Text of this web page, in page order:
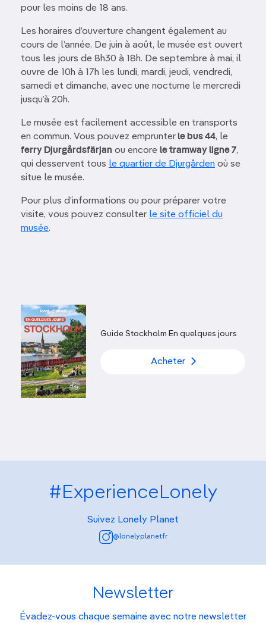
pour les moins de 18 ans.
Les horaires d’ouverture changent également au
cours de l’année. De juin à août, le musée est ouvert
tous les jours de 8h30 à 18h. De septembre à mai, il
ouvre de 10h à 17h les lundi, mardi, jeudi, vendredi,
samedi et dimanche, avec une nocturne le mercredi
jusqu’à 20h.
Le musée est facilement accessible en transports
en commun. Vous pouvez emprunterle bus 44, le
ferry Djurgårdsfärjan ou encore le tramway ligne 7,
qui desservent tous le quartier de Djurgården où se
situe le musée.
Pour plus d’informations ou pour préparer votre
visite, vous pouvez consulter le site officiel du
musée.
Guide Stockholm En quelques jours
Acheter
#ExperienceLonely
Suivez Lonely Planet
@lonelyplanetfr
Newsletter
Évadez-vous chaque semaine avec notre newsletter